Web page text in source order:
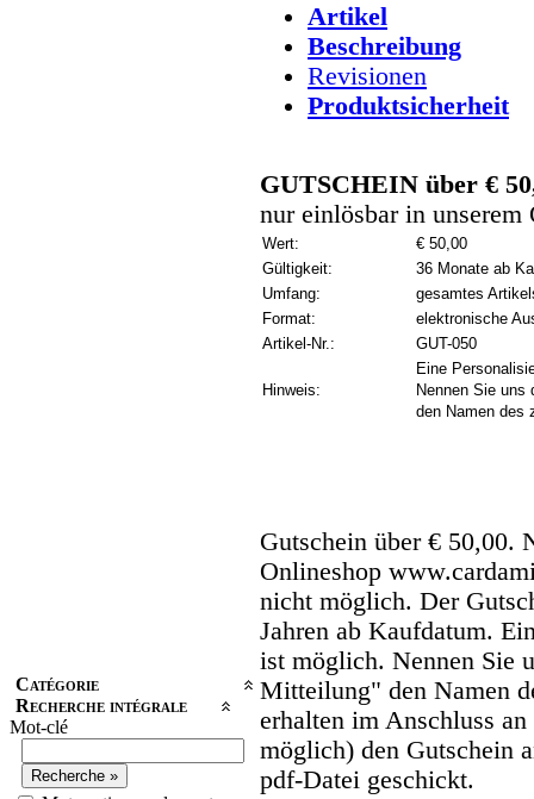
Catégorie
Recherche intégrale
Mot-clé
Artikel
Beschreibung
Revisionen
Produktsicherheit
GUTSCHEIN über €
nur einlösbar in
Wert:
€ 50,00
Gültigkeit:
36 Monate ab
Umfang:
gesamtes
Format:
elektronische
Artikel-Nr.:
GUT-050
Hinweis:
Eine
Nennen Sie
den Namen des
Gutschein über € 50,00.
Onlineshop
nicht möglich. Der
Jahren ab Kaufdatum.
ist möglich. Nennen Sie
Mitteilung" den Namen
erhalten im Anschluss
möglich) den Gutschein
pdf-Datei geschickt.